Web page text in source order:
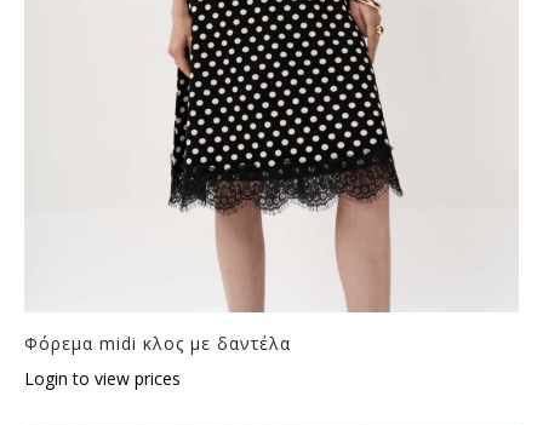
Φόρεμα midi κλος με δαντέλα
Login to view prices